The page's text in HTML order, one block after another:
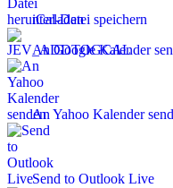
iCal-Datei speichern
An Google Kalender
An Yahoo Kalender
Send to Outlook Live